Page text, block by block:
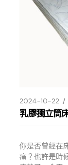
2024-10-22
你是否曾經在
痛？也許是時